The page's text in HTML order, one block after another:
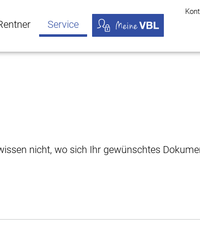
Service
nicht, wo sich Ihr gewünschtes